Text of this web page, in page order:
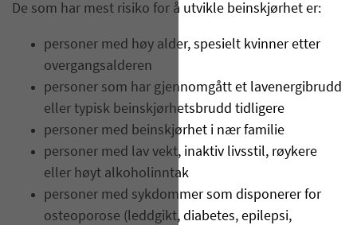
De som har mest risiko for å utvikle beinskjørhet er:
personer med høy alder, spesielt kvinner etter
overgangsalderen
personer som har gjennomgått et lavenergibrudd
eller typisk beinskjørhetsbrudd tidligere
personer med beinskjørhet i nær familie
personer med lav vekt, inaktiv livsstil, røykere
eller høyt alkoholinntak
personer med sykdommer som disponerer for
osteoporose (leddgikt, diabetes, epilepsi,